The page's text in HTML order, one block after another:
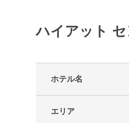
ハイアット
ホテル名
エリア